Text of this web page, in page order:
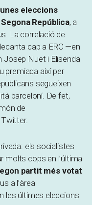
eleccions
República, a
La correlació de
cap a ERC —en
Josep Nuet i Elisenda
premiada així per
segueixen
barceloní. De fet,
de
els socialistes
molts cops en l’última
partit més votat
a l’àrea
les últimes eleccions